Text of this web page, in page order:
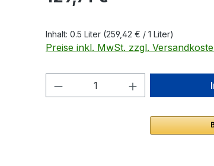
Inhalt: 0.5 Liter (259,42 € / 1 Liter)
Preise inkl. MwSt. zzgl.
Produkt Anzahl: Gib